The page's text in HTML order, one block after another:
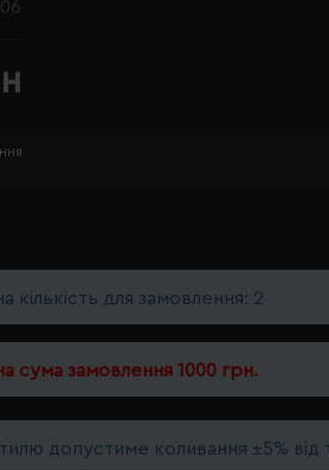
кількість для замовлення: 2
сума замовлення 1000 грн.
допустиме коливання ±5% від